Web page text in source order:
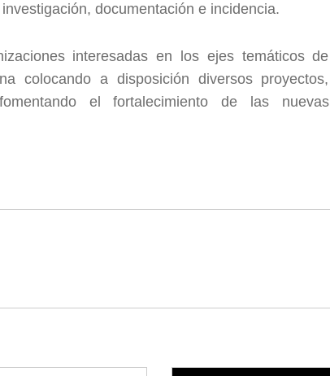
documentación e incidencia.
interesadas en los ejes temáticos de
colocando a disposición diversos proyectos,
el fortalecimiento de las nuevas